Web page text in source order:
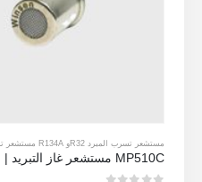
مستشعر تسرب المبرد R32 وR134A مستشعر تسرب التبريد